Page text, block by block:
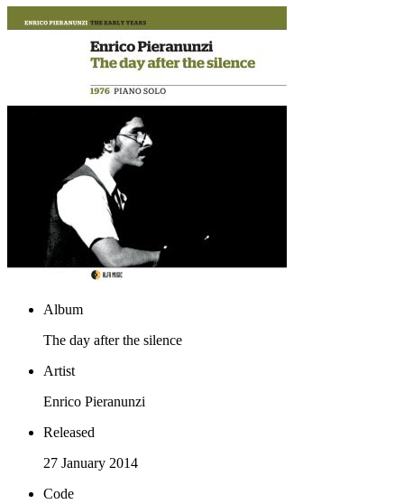
Album
The day after the silence
Artist
Enrico Pieranunzi
Released
27 January 2014
Code